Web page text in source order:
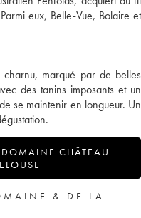
eux, Belle-Vue, Bolaire et
marqué par de belles
des tanins imposants et un
se maintenir en longueur. Un
CHÂTEAU
& DE LA